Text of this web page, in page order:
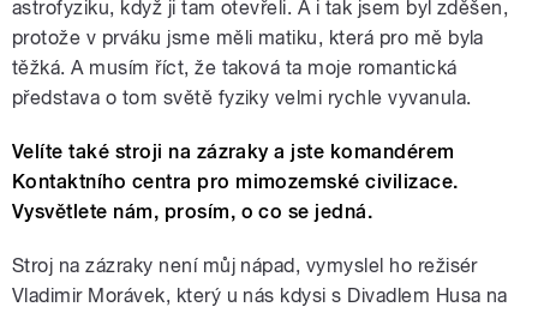
astrofyziku, když ji tam otevřeli. A i tak jsem byl zděšen,
protože v prváku jsme měli matiku, která pro mě byla
těžká. A musím říct, že taková ta moje romantická
představa o tom světě fyziky velmi rychle vyvanula.
Velíte také stroji na zázraky a jste komandérem
Kontaktního centra pro mimozemské civilizace.
Vysvětlete nám, prosím, o co se jedná.
Stroj na zázraky není můj nápad, vymyslel ho režisér
Vladimir Morávek, který u nás kdysi s Divadlem Husa na